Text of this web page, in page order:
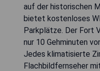
auf der historischen
bietet kostenloses
Parkplätze. Der Fort
nur 10 Gehminuten
Jedes klimatisierte
Flachbildfernseher